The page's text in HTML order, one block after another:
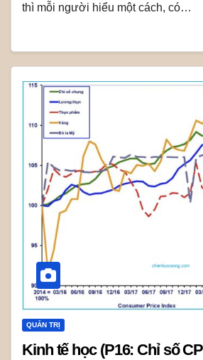
thì mỗi người hiểu một cách, có…
QUẢN TRỊ
Kinh tế học (P16: Chỉ số